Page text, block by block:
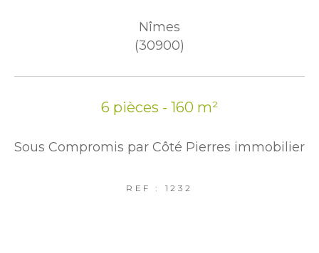
Nîmes
(30900)
6 pièces - 160 m²
Sous Compromis par Côté Pierres immobilier
REF : 1232